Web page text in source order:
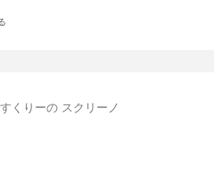
すくりーの スクリーノ